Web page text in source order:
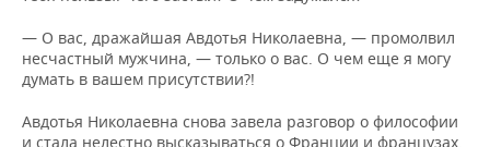
— О вас, дражайшая Авдотья Николаевна, — промолвил
несчастный мужчина, — только о вас. О чем еще я могу
думать в вашем присутствии?!
Авдотья Николаевна снова завела разговор о философии
и стала нелестно высказываться о Франции и французах,